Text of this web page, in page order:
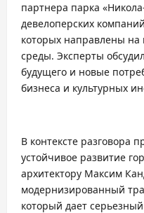
партнера парка
девелоперских
которых направлены на
среды. Эксперты
будущего и новые
бизнеса и культурных
В контексте разговора
устойчивое развитие
архитектору Максим
модернизированный
который дает